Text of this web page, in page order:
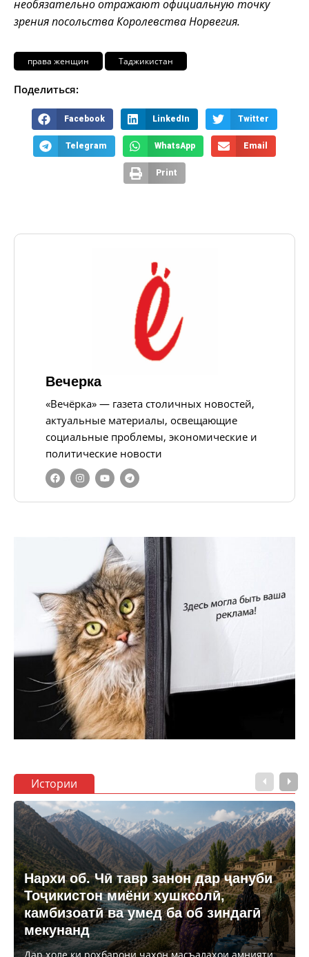
необязательно отражают официальную точку
зрения посольства Королевства Норвегия.
права женщин Таджикистан
Поделиться:
Facebook LinkedIn Twitter
Telegram WhatsApp Email
Print
Вечерка
«Вечёрка» — газета столичных новостей,
актуальные материалы, освещающие
социальные проблемы, экономические и
политические новости
Истории
Нархи об. Чӣ тавр занон дар ҷануби
Тоҷикистон миёни хушксолӣ,
камбизоатӣ ва умед ба об зиндагӣ
мекунанд